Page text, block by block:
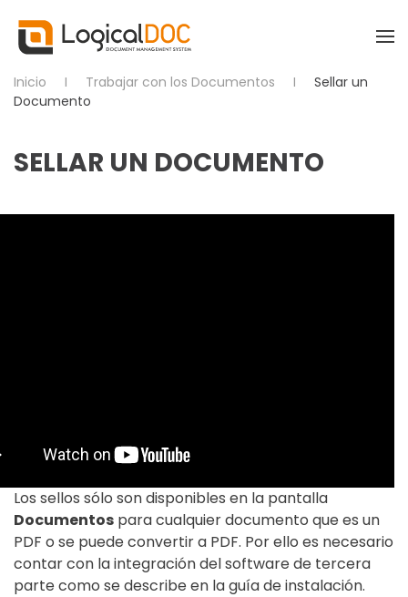
Skip to main content
Inicio Trabajar con los Documentos
Sellar un
Documento
SELLAR UN DOCUMENTO
Los sellos sólo son disponibles en la pantalla
Documentos para cualquier documento que es un
PDF o se puede convertir a PDF. Por ello es necesario
contar con la integración del software de tercera
parte como se describe en la guía de instalación.